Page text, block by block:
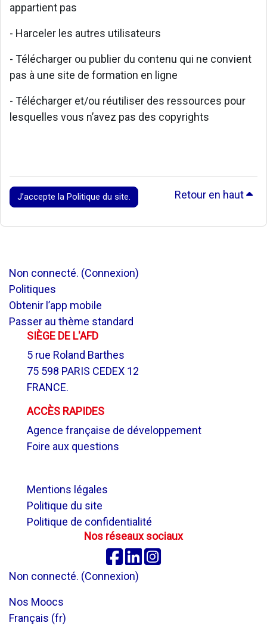
appartient pas
- Harceler les autres utilisateurs
- Télécharger ou publier du contenu qui ne convient
pas à une site de formation en ligne
- Télécharger et/ou réutiliser des ressources pour
lesquelles vous n’avez pas des copyrights
J’accepte la Politique du site. Retour en haut
Non connecté. (Connexion)
Politiques
Obtenir l’app mobile
Passer au thème standard
SIÈGE DE L'AFD
5 rue Roland Barthes
75 598 PARIS CEDEX 12
FRANCE.
ACCÈS RAPIDES
Agence française de développement
Foire aux questions
Mentions légales
Politique du site
Politique de confidentialité
Nos réseaux sociaux
Facebook
Linkedin
Non connecté. (Connexion)
Nos Moocs
Français ‎(fr)‎